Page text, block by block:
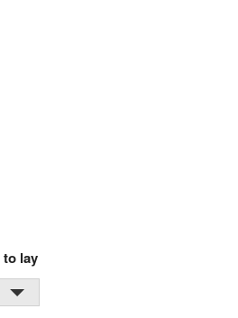
to lay